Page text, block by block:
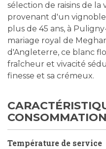
sélection de raisins de
provenant d'un
plus de 45 ans, à
mariage royal de
d'Angleterre, ce blanc
fraîcheur et vivacité
finesse et sa crémeux.
CONSOMMATION
Température de service